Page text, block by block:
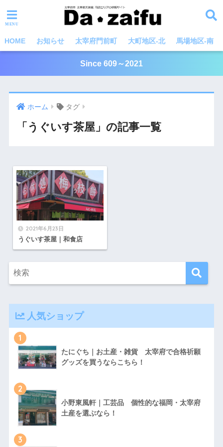
HOME お知らせ 太宰府門前町 大町地区-北 馬場地区-南
Since 609～2021
ホーム タグ
「うぐいす茶屋」の記事一覧
2021年6月23日
うぐいす茶屋｜和食店
人気ショップ
1
たにぐち｜お土産・雑貨 太宰府で合格祈願
グッズを買うならこちら！
2
小野東風軒｜工芸品 個性的な福岡・太宰府
土産を選ぶなら！
3